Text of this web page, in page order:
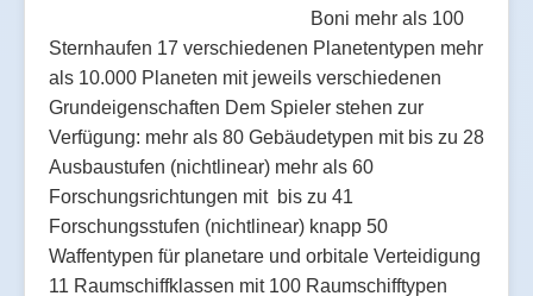
Boni mehr als 100
Sternhaufen 17 verschiedenen Planetentypen mehr
als 10.000 Planeten mit jeweils verschiedenen
Grundeigenschaften Dem Spieler stehen zur
Verfügung: mehr als 80 Gebäudetypen mit bis zu 28
Ausbaustufen (nichtlinear) mehr als 60
Forschungsrichtungen mit bis zu 41
Forschungsstufen (nichtlinear) knapp 50
Waffentypen für planetare und orbitale Verteidigung
11 Raumschiffklassen mit 100 Raumschifftypen